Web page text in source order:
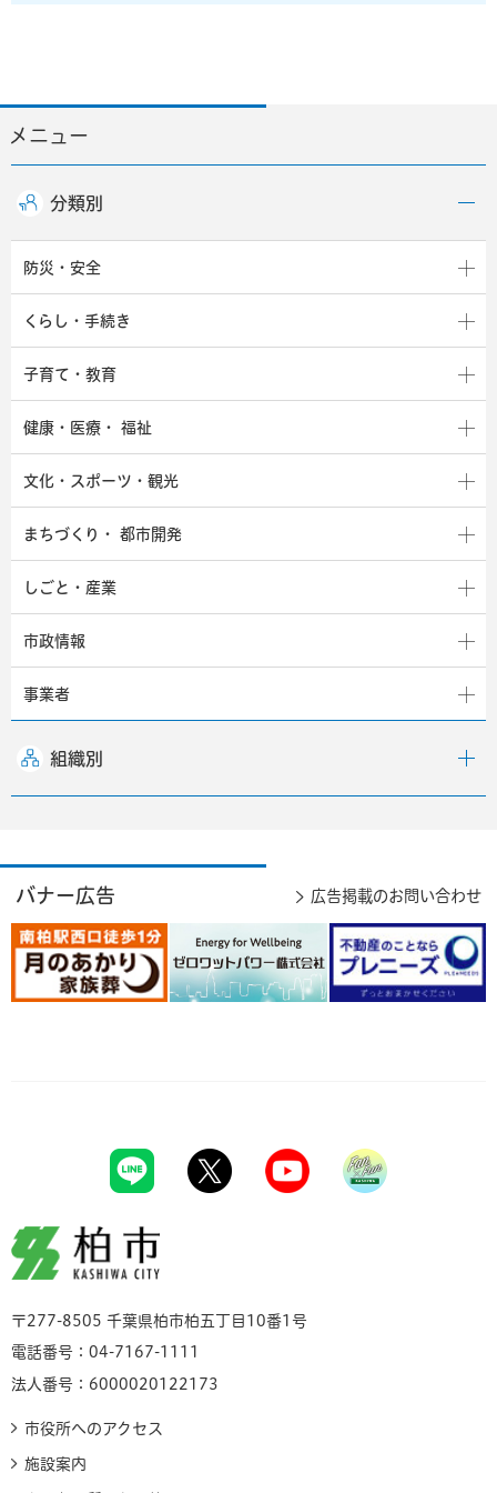
メニュー
分類別
防災・安全
くらし・手続き
子育て・教育
健康・医療・ 福祉
文化・スポーツ・観光
まちづくり・ 都市開発
しごと・産業
市政情報
事業者
組織別
バナー広告 広告掲載のお問い合わせ
柏市
〒277-8505 千葉県柏市柏五丁目10番1号
電話番号：04-7167-1111
法人番号：6000020122173
市役所へのアクセス
施設案内